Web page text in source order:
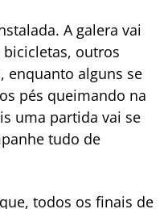
A galera vai
outros
enquanto alguns se
pés queimando na
uma partida vai se
tudo de
todos os finais de